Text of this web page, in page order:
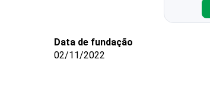
Data de fundação
02/11/2022